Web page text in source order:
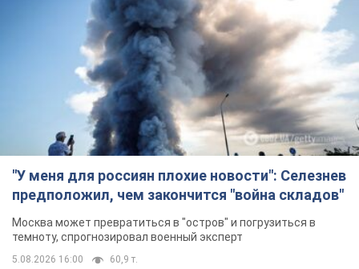
"У меня для россиян плохие новости": Селезнев
предположил, чем закончится "война складов"
Москва может превратиться в "остров" и погрузиться в
темноту, спрогнозировал военный эксперт
5.08.2026 16:00 60,9 т.